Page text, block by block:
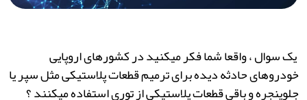
یک سوال ، واقعا شما فکر میکنید در کشورهای اروپایی
خودروهای حادثه دیده برای ترمیم قطعات پلاستیکی مثل سپر یا
جلوپنجره و باقی قطعات پلاستیکی از توری استفاده میکنند ؟